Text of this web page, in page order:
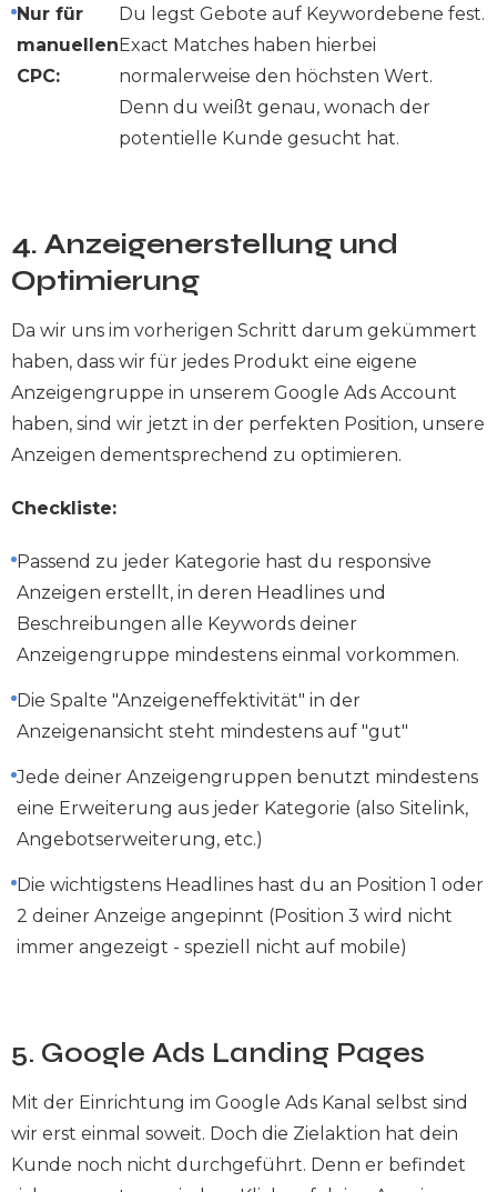
Nur für
manuellen
CPC:
Du legst Gebote auf Keywordebene fest.
Exact Matches haben hierbei
normalerweise den höchsten Wert.
Denn du weißt genau, wonach der
potentielle Kunde gesucht hat.
4. Anzeigenerstellung und
Optimierung
Da wir uns im vorherigen Schritt darum gekümmert
haben, dass wir für jedes Produkt eine eigene
Anzeigengruppe in unserem Google Ads Account
haben, sind wir jetzt in der perfekten Position, unsere
Anzeigen dementsprechend zu optimieren.
Checkliste:
Passend zu jeder Kategorie hast du responsive
Anzeigen erstellt, in deren Headlines und
Beschreibungen alle Keywords deiner
Anzeigengruppe mindestens einmal vorkommen.
Die Spalte "Anzeigeneffektivität" in der
Anzeigenansicht steht mindestens auf "gut"
Jede deiner Anzeigengruppen benutzt mindestens
eine Erweiterung aus jeder Kategorie (also Sitelink,
Angebotserweiterung, etc.)
Die wichtigstens Headlines hast du an Position 1 oder
2 deiner Anzeige angepinnt (Position 3 wird nicht
immer angezeigt - speziell nicht auf mobile)
5. Google Ads Landing Pages
Mit der Einrichtung im Google Ads Kanal selbst sind
wir erst einmal soweit. Doch die Zielaktion hat dein
Kunde noch nicht durchgeführt. Denn er befindet